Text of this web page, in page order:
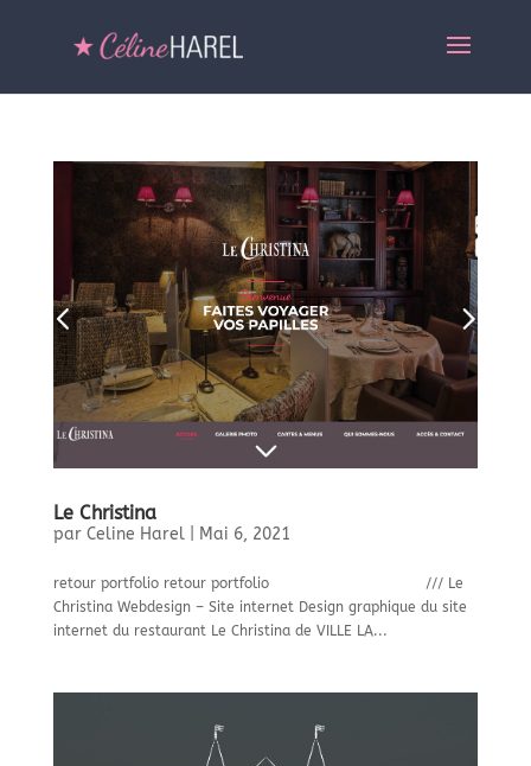
Le Christina
par Celine Harel| Mai 6, 2021
retour portfolio retour portfolio /// Le
Christina Webdesign – Site internet Design graphique du site
internet du restaurant Le Christina de VILLE LA...